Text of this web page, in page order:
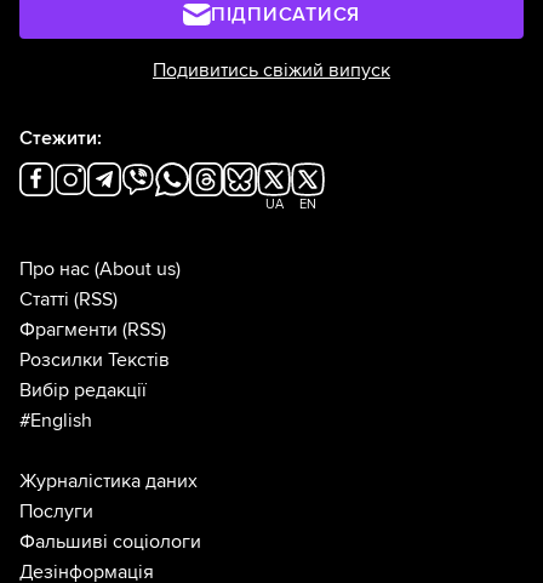
ПІДПИСАТИСЯ
Подивитись свіжий випуск
Стежити:
UA EN
Про нас (About us)
Статті (RSS)
Фрагменти (RSS)
Розсилки Текстів
Вибір редакції
#English
Журналістика даних
Послуги
Фальшиві соціологи
Дезінформація